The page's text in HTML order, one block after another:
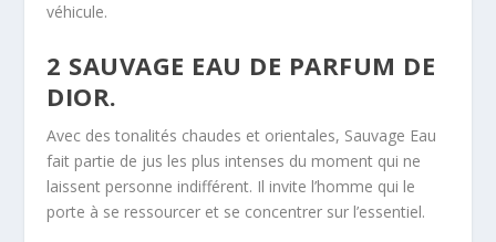
véhicule.
2 SAUVAGE EAU DE PARFUM DE
DIOR.
Avec des tonalités chaudes et orientales, Sauvage Eau
fait partie de jus les plus intenses du moment qui ne
laissent personne indifférent. Il invite l’homme qui le
porte à se ressourcer et se concentrer sur l’essentiel.